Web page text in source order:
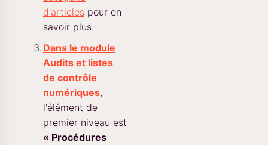
d'articles pour en
savoir plus.
Dans le module
Audits et listes
de contrôle
numériques,
l'élément de
premier niveau est
« Procédures